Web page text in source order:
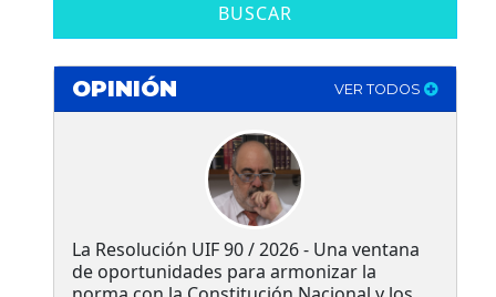
BUSCAR
OPINIÓN VER TODOS
La Resolución UIF 90 / 2026 - Una ventana
de oportunidades para armonizar la